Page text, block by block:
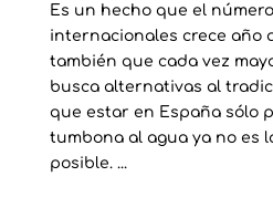
Es un hecho que el
internacionales crece año
también que cada vez
busca alternativas al
que estar en España sólo
tumbona al agua ya no es
posible. ...